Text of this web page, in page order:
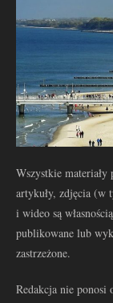
Wszystkie
artykuły, zdjęcia (w
i wideo są
publikowane lub
zastrzeżone.
Redakcja nie ponosi